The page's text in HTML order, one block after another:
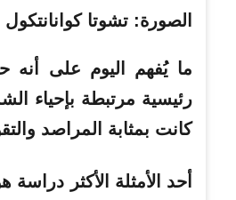
الصورة: تشوتا
ما يُفهم اليوم على أنه
رئيسية مرتبطة بإحياء
كانت بمثابة المراصد
أحد الأمثلة الأكثر دراسة